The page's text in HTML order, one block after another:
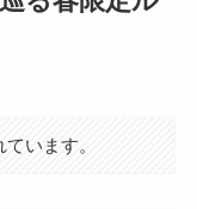
います。